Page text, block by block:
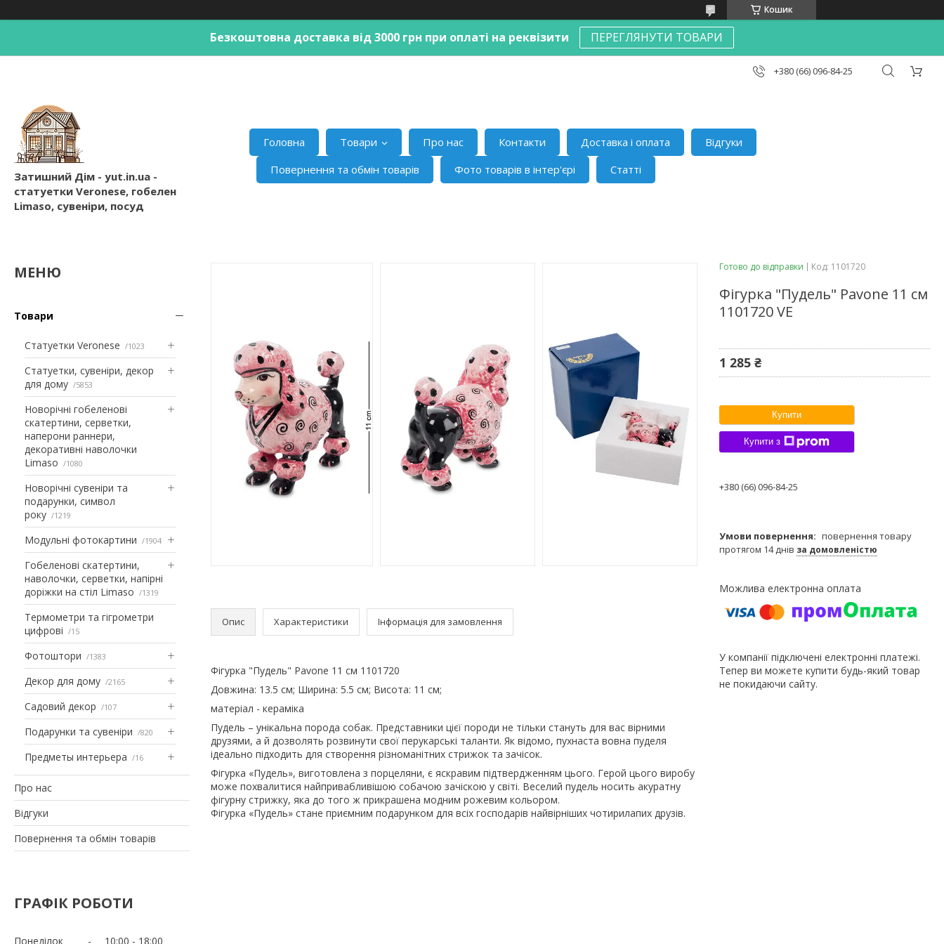
Кошик
Безкоштовна доставка від 3000 грн при оплаті на реквізити ПЕРЕГЛЯНУТИ ТОВАРИ
+380 (66) 096-84-25
Затишний Дім - yut.in.ua -
статуетки Veronese, гобелен
Limaso, сувеніри, посуд
Головна Товари Про нас Контакти Доставка і оплата
Відгуки
Повернення та обмін товарів
Фото товарів в інтер'єрі Статті
Товари
Статуетки Veronese 1023
Статуетки, сувеніри, декор
для дому
5853
Новорічні гобеленові
скатертини, серветки,
наперони раннери,
декоративні наволочки
Limaso
1080
Новорічні сувеніри та
подарунки, символ
року
1219
Модульні фотокартини 1904
Гобеленові скатертини,
наволочки, серветки, напірні
доріжки на стіл Limaso
1319
Термометри та гігрометри
цифрові
15
Фотоштори 1383
Декор для дому 2165
Садовий декор 107
Подарунки та сувеніри 820
Предметы интерьера 16
Про нас
Відгуки
Повернення та обмін товарів
ГРАФІК РОБОТИ
Понеділок 10:00 18:00
Опис Характеристики Інформація для замовлення
Фігурка "Пудель" Pavone 11 см 1101720
Довжина: 13.5 см; Ширина: 5.5 см; Висота: 11 см;
матеріал - кераміка
Пудель – унікальна порода собак. Представники цієї породи не тільки стануть для вас вірними
друзями, а й дозволять розвинути свої перукарські таланти. Як відомо, пухнаста вовна пуделя
ідеально підходить для створення різноманітних стрижок та зачісок.
Фігурка «Пудель», виготовлена ​​з порцеляни, є яскравим підтвердженням цього. Герой цього виробу
може похвалитися найпривабливішою собачою зачіскою у світі. Веселий пудель носить акуратну
фігурну стрижку, яка до того ж прикрашена модним рожевим кольором.
Фігурка «Пудель» стане приємним подарунком для всіх господарів найвірніших чотирилапих друзів.
Готово до відправки Код: 1101720
Фігурка "Пудель" Pavone 11 см
1101720 VE
1 285 ₴
Купити
Купити з
+380 (66) 096-84-25
повернення товару
протягом 14 днів за домовленістю
У компанії підключені електронні платежі.
Тепер ви можете купити будь-який товар
не покидаючи сайту.